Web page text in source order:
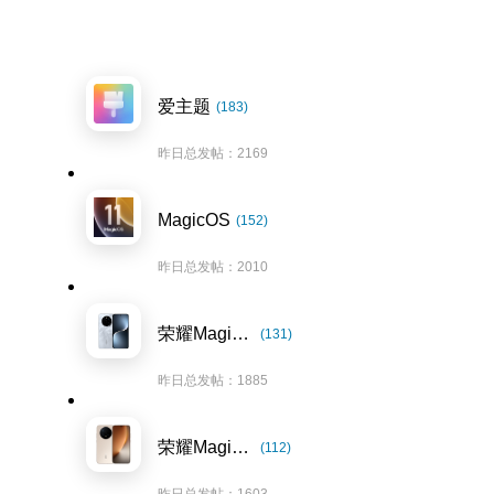
爱主题 (183)
昨日总发帖：2169
MagicOS (152)
昨日总发帖：2010
荣耀Magic7系列 (131)
昨日总发帖：1885
荣耀Magic8系列 (112)